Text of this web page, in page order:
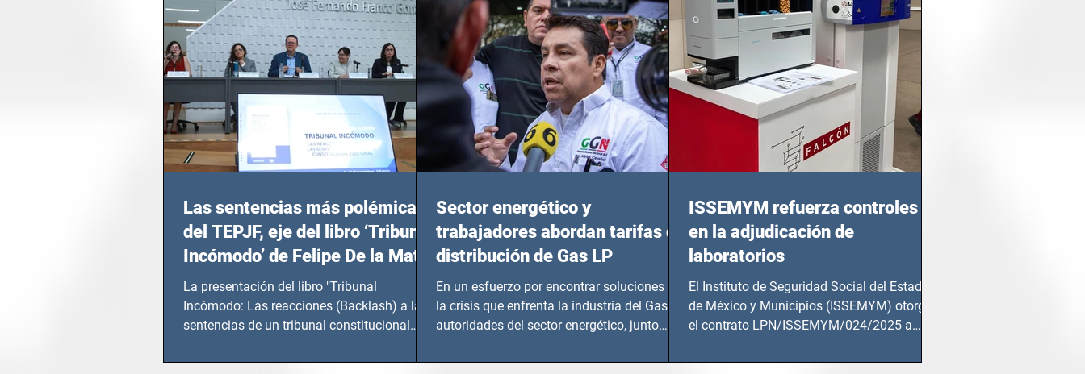
Las sentencias más polémicas
del TEPJF, eje del libro ‘Tribunal
Incómodo’ de Felipe De la Mata
La presentación del libro "Tribunal
Incómodo: Las reacciones (Backlash) a las
sentencias de un tribunal constitucional
Sector energético y
trabajadores abordan tarifas de
distribución de Gas LP
En un esfuerzo por encontrar soluciones a
la crisis que enfrenta la industria del Gas LP,
autoridades del sector energético, junto
ISSEMYM refuerza controles
en la adjudicación de
laboratorios
El Instituto de Seguridad Social del Estado
de México y Municipios (ISSEMYM) otorgó
el contrato LPN/ISSEMYM/024/2025 a